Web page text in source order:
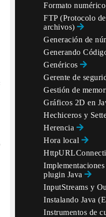
Formato numérico
FTP (Protocolo
archivos)
Generación de
Generando
Genéricos
Gerente de
Gestión de
Gráficos 2D en
Hechiceros y
Herencia
Hora local
plugin Java
InputStreams y
Instalando Java
Instrumentos de